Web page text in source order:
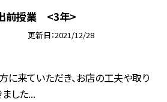
前授業 <3年>
更新日 2021/12/28
に来ていただき、お店の工夫や取り
した...